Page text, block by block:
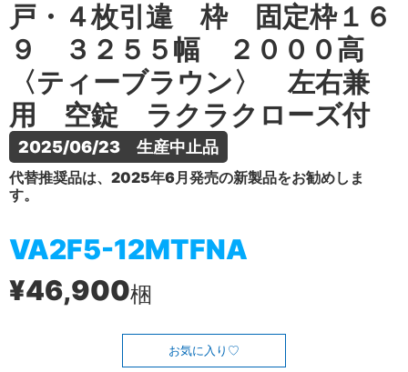
戸・４枚引違 枠 固定枠１６
９ ３２５５幅 ２０００高
〈ティーブラウン〉 左右兼
用 空錠 ラクラクローズ付
2025/06/23　生産中止品
代替推奨品は、2025年6月発売の新製品をお勧めしま
す。
VA2F5-12MTFNA
¥46,900梱
お気に入り